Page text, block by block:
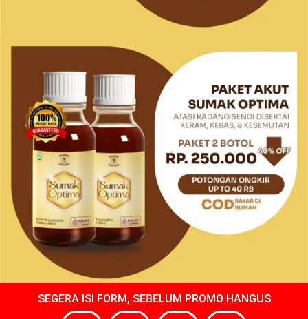
SEGERA ISI FORM, SEBELUM PROMO HANGUS